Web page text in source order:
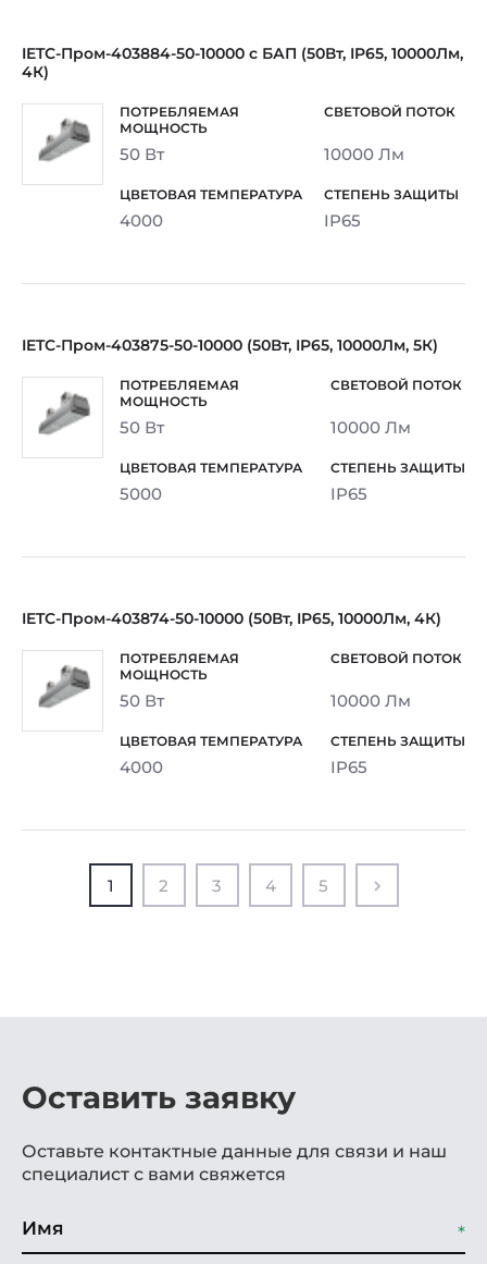
IETC-Пром-403884-50-10000 с БАП (50Вт, IP65, 10000Лм,
4К)
50 Вт 10000 Лм
4000 IP65
IETC-Пром-403875-50-10000 (50Вт, IP65, 10000Лм, 5К)
50 Вт 10000 Лм
5000 IP65
IETC-Пром-403874-50-10000 (50Вт, IP65, 10000Лм, 4К)
50 Вт 10000 Лм
4000 IP65
1 2 3 4 5
Оставить заявку
Оставьте контактные данные для связи и наш
специалист с вами свяжется